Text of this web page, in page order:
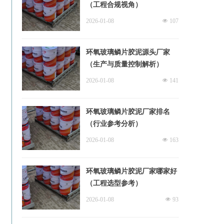
（工程合规视角）
넶 107
2026-01-08
环氧玻璃鳞片胶泥源头厂家
（生产与质量控制解析）
넶 141
2026-01-08
环氧玻璃鳞片胶泥厂家排名
（行业参考分析）
넶 163
2026-01-08
环氧玻璃鳞片胶泥厂家哪家好
（工程选型参考）
넶 93
2026-01-08